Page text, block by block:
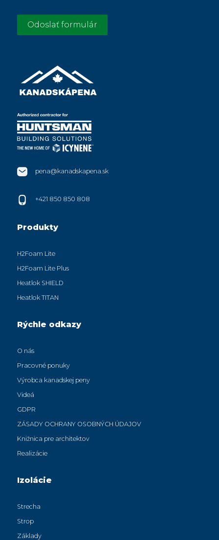
Odoslať formulár
pena@kanadskapena.sk
+421 850 850 808
Produkty
H2Foam Lite
H2Foam Lite Plus
Heatlok SHIELD
Heatlok TITAN
Rýchle odkazy
O nás
Pracovné ponuky
Výrobca kanadskej peny
Videá
GDPR
ZÁSADY OCHRANY OSOBNÝCH ÚDAJOV
Knižnica pre architektov
Realizácie
Izolácie
Strecha
Strop
Základy